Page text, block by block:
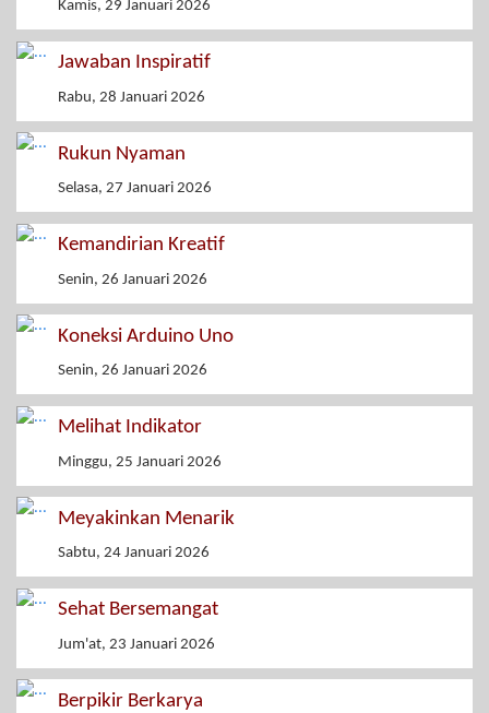
Kamis, 29 Januari 2026
Jawaban Inspiratif
Rabu, 28 Januari 2026
Rukun Nyaman
Selasa, 27 Januari 2026
Kemandirian Kreatif
Senin, 26 Januari 2026
Koneksi Arduino Uno
Senin, 26 Januari 2026
Melihat Indikator
Minggu, 25 Januari 2026
Meyakinkan Menarik
Sabtu, 24 Januari 2026
Sehat Bersemangat
Jum'at, 23 Januari 2026
Berpikir Berkarya